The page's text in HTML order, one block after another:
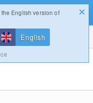
Magazin
Login
the English version of
English